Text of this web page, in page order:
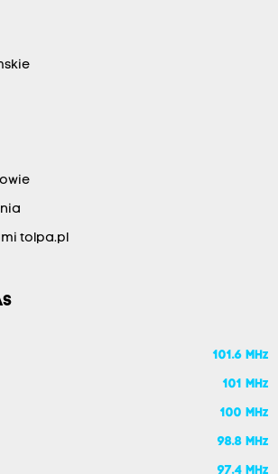
tolpa.pl
101.6 MHz
101 MHz
100 MHz
98.8 MHz
97.4 MHz